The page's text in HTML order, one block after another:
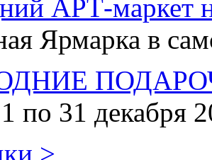
АРТ-маркет
Ярмарка в
по 31 декабря
>